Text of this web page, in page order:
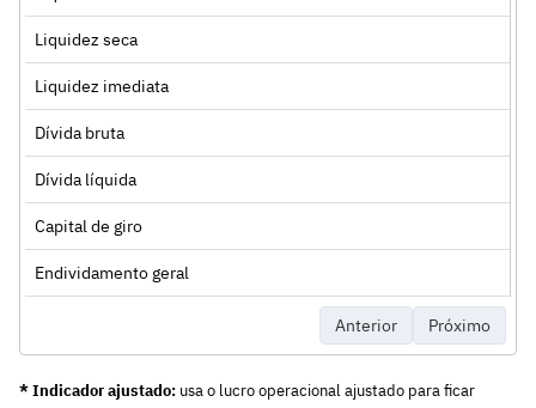
Liquidez seca
Liquidez imediata
Dívida bruta
Dívida líquida
Capital de giro
Endividamento geral
Anterior Próximo
* Indicador ajustado: usa o lucro operacional ajustado para ficar